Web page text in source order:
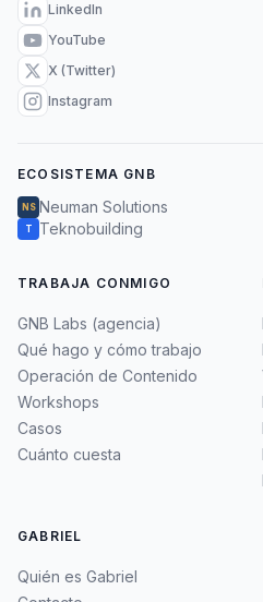
LinkedIn
YouTube
X (Twitter)
Instagram
ECOSISTEMA GNB
NS Neuman Solutions
T Teknobuilding
TRABAJA CONMIGO
GNB Labs (agencia)
Qué hago y cómo trabajo
Operación de Contenido
Workshops
Casos
Cuánto cuesta
GABRIEL
Quién es Gabriel